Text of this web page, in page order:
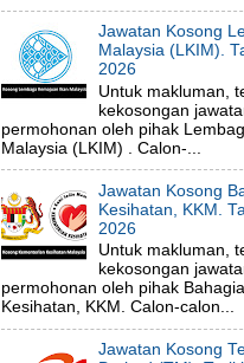
Jawatan Kosong
Malaysia (LKIM).
2026
Untuk makluman,
kekosongan
permohonan oleh pihak
Malaysia (LKIM) . Calon-...
Jawatan Kosong
Kesihatan, KKM.
2026
Untuk makluman,
kekosongan
permohonan oleh pihak
Kesihatan, KKM. Calon-calon...
Jawatan Kosong